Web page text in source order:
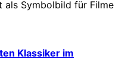
Klassiker im